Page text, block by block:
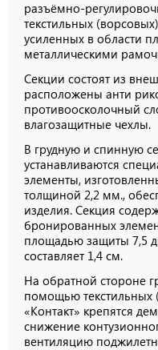
разъёмно-
текстильных
усиленных в области
металлическими
Секции состоят из
расположены анти
противоосколочный
влагозащитные чехлы.
В грудную и спинную
устанавливаются
элементы,
толщиной 2,2 мм.,
изделия. Секция
бронированных
площадью защиты 7,5
составляет 1,4 см.
На обратной стороне
помощью текстильных
«Контакт» крепятся
снижение
вентиляцию